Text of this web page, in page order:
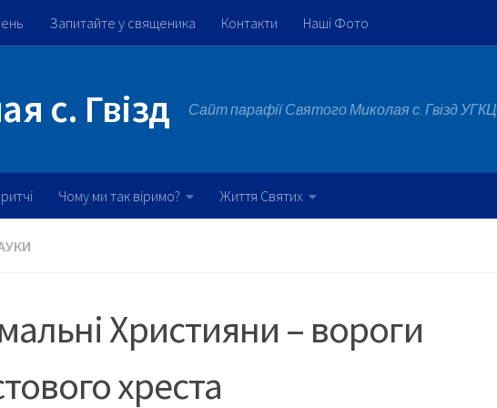
Запитайте у священика Контакти Наші Фото
с. Гвізд Сайт парафії Святого Миколая с. Гвізд УГКЦ
Чому ми так віримо? Життя Святих
Християни – вороги
хреста